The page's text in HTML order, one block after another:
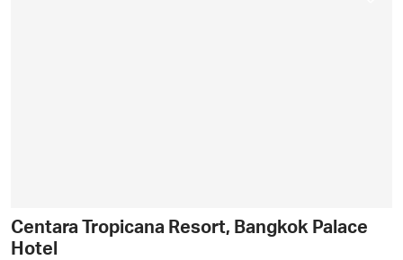
Centara Tropicana Resort, Bangkok Palace
Hotel